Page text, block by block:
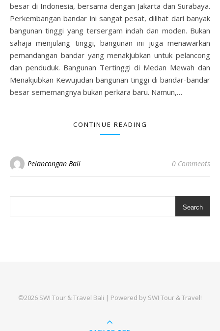
besar di Indonesia, bersama dengan Jakarta dan Surabaya.
Perkembangan bandar ini sangat pesat, dilihat dari banyak
bangunan tinggi yang tersergam indah dan moden. Bukan
sahaja menjulang tinggi, bangunan ini juga menawarkan
pemandangan bandar yang menakjubkan untuk pelancong
dan penduduk. Bangunan Tertinggi di Medan Mewah dan
Menakjubkan Kewujudan bangunan tinggi di bandar-bandar
besar sememangnya bukan perkara baru. Namun,…
CONTINUE READING
Pelancongan Bali 0 Comments
Search
©2026 SWI Tour & Travel Bali | Powered by SWI Tour & Travel!